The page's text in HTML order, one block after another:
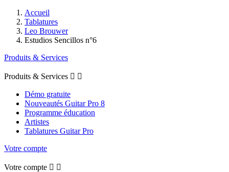
Accueil
Tablatures
Leo Brouwer
Estudios Sencillos n°6
Produits & Services
Produits & Services  
Démo gratuite
Nouveautés Guitar Pro 8
Programme éducation
Artistes
Tablatures Guitar Pro
Votre compte
Votre compte  